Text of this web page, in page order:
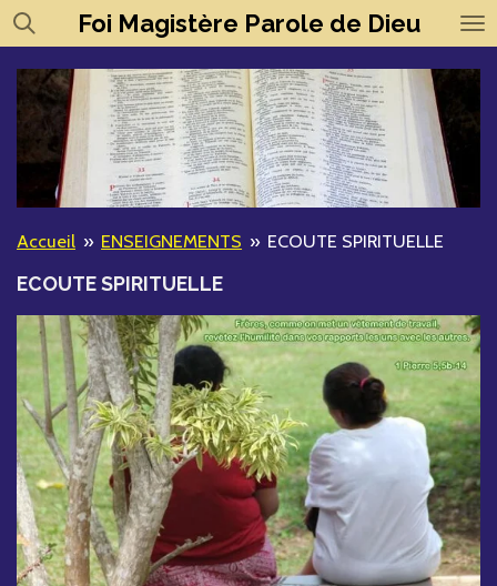
Passer
au
contenu
principal
Foi Magistère Parole de Dieu
Accueil » ENSEIGNEMENTS » ECOUTE SPIRITUELLE
ECOUTE SPIRITUELLE